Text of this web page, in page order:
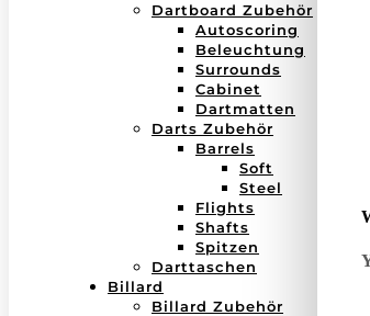
Dartboard Zubehör
Autoscoring
Beleuchtung
Surrounds
Cabinet
Dartmatten
Darts Zubehör
Barrels
Soft
Steel
Flights
Shafts
Spitzen
Darttaschen
Billard
Billard Zubehör